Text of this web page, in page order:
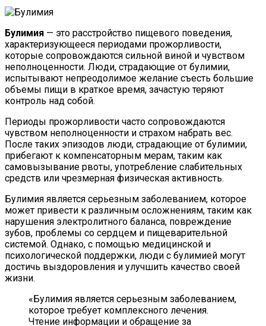
Булимия — это расстройство пищевого поведения,
характеризующееся периодами прожорливости,
которые сопровождаются сильной виной и чувством
неполноценности. Люди, страдающие от булимии,
испытывают непреодолимое желание съесть большие
объемы пищи в краткое время, зачастую теряют
контроль над собой.
Периоды прожорливости часто сопровождаются
чувством неполноценности и страхом набрать вес.
После таких эпизодов люди, страдающие от булимии,
прибегают к компенсаторным мерам, таким как
самовызывание рвоты, употребление слабительных
средств или чрезмерная физическая активность.
Булимия является серьезным заболеванием, которое
может привести к различным осложнениям, таким как
нарушения электролитного баланса, повреждение
зубов, проблемы со сердцем и пищеварительной
системой. Однако, с помощью медицинской и
психологической поддержки, люди с булимией могут
достичь выздоровления и улучшить качество своей
жизни.
«Булимия является серьезным заболеванием,
которое требует комплексного лечения.
Чтение информации и обращение за